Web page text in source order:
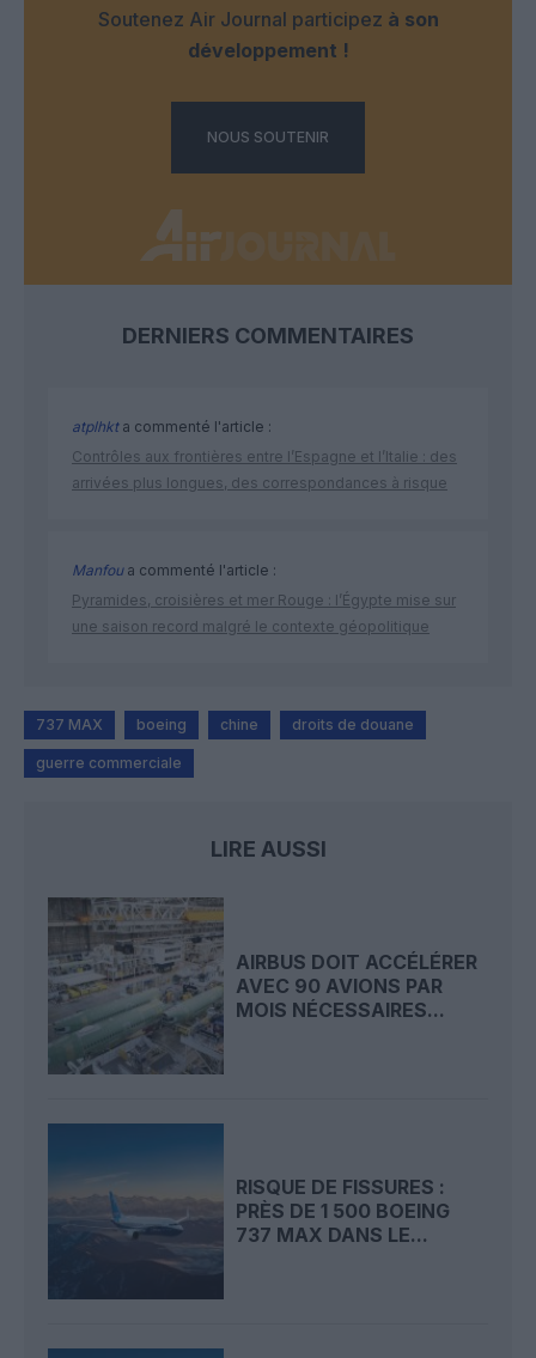
Soutenez Air Journal participez à son
développement !
NOUS SOUTENIR
DERNIERS COMMENTAIRES
atplhkta commenté l'article :
Contrôles aux frontières entre l’Espagne et l’Italie : des
arrivées plus longues, des correspondances à risque
Manfoua commenté l'article :
Pyramides, croisières et mer Rouge : l’Égypte mise sur
une saison record malgré le contexte géopolitique
737 MAX boeing chine droits de douane
guerre commerciale
LIRE AUSSI
AIRBUS DOIT ACCÉLÉRER
AVEC 90 AVIONS PAR
MOIS NÉCESSAIRES...
RISQUE DE FISSURES :
PRÈS DE 1 500 BOEING
737 MAX DANS LE...